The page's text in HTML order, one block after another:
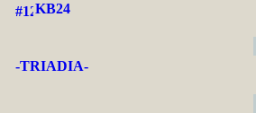
KB24
-TRIADIA-